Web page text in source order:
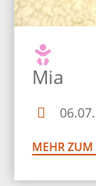
Mia
MEHR